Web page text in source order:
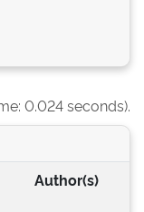
0.024 seconds).
Author(s)